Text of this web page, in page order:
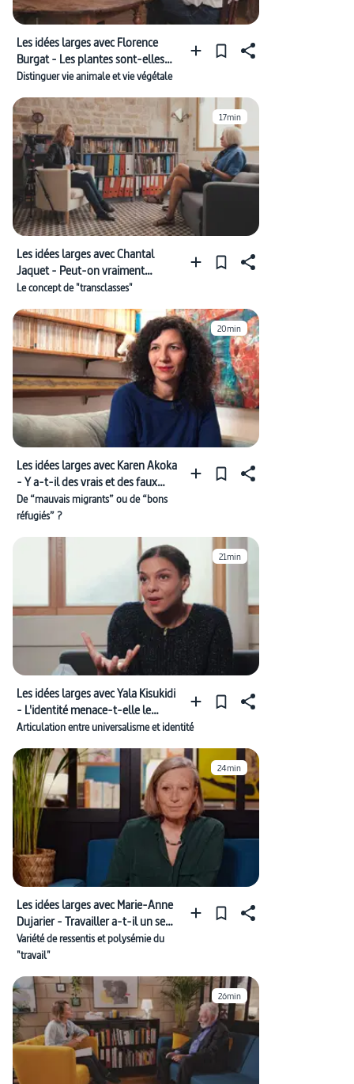
Les idées larges avec Florence
Burgat - Les plantes sont-elles
des animaux comme les autres ?
Distinguer vie animale et vie végétale
17min
Les idées larges avec Chantal
Jaquet - Peut-on vraiment
quitter sa classe sociale ?
Le concept de "transclasses"
20min
Les idées larges avec Karen Akoka
- Y a-t-il des vrais et des faux
réfugiés ?
De “mauvais migrants” ou de “bons
réfugiés” ?
21min
Les idées larges avec Yala Kisukidi
- L'identité menace-t-elle le
collectif ?
Articulation entre universalisme et identité
24min
Les idées larges avec Marie-Anne
Dujarier - Travailler a-t-il un sens
?
Variété de ressentis et polysémie du
"travail"
26min